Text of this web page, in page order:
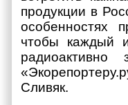
продукции в
особенностях
чтобы каждый
Сливяк.